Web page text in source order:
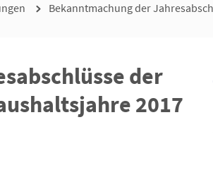
Bekanntmachung der
der
2017